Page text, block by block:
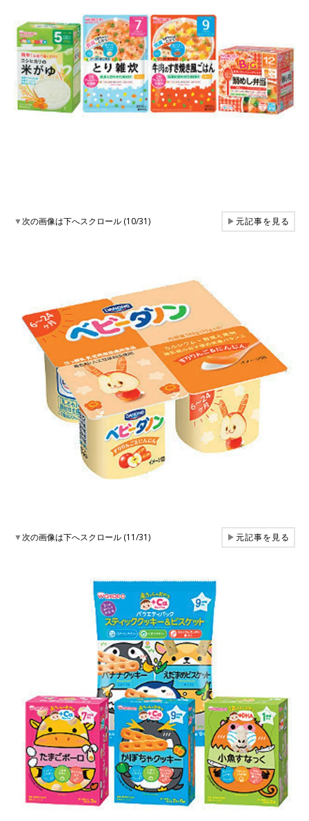
▼次の画像は下へスクロール (10/31) ▶元記事を見る
▼次の画像は下へスクロール (11/31) ▶元記事を見る